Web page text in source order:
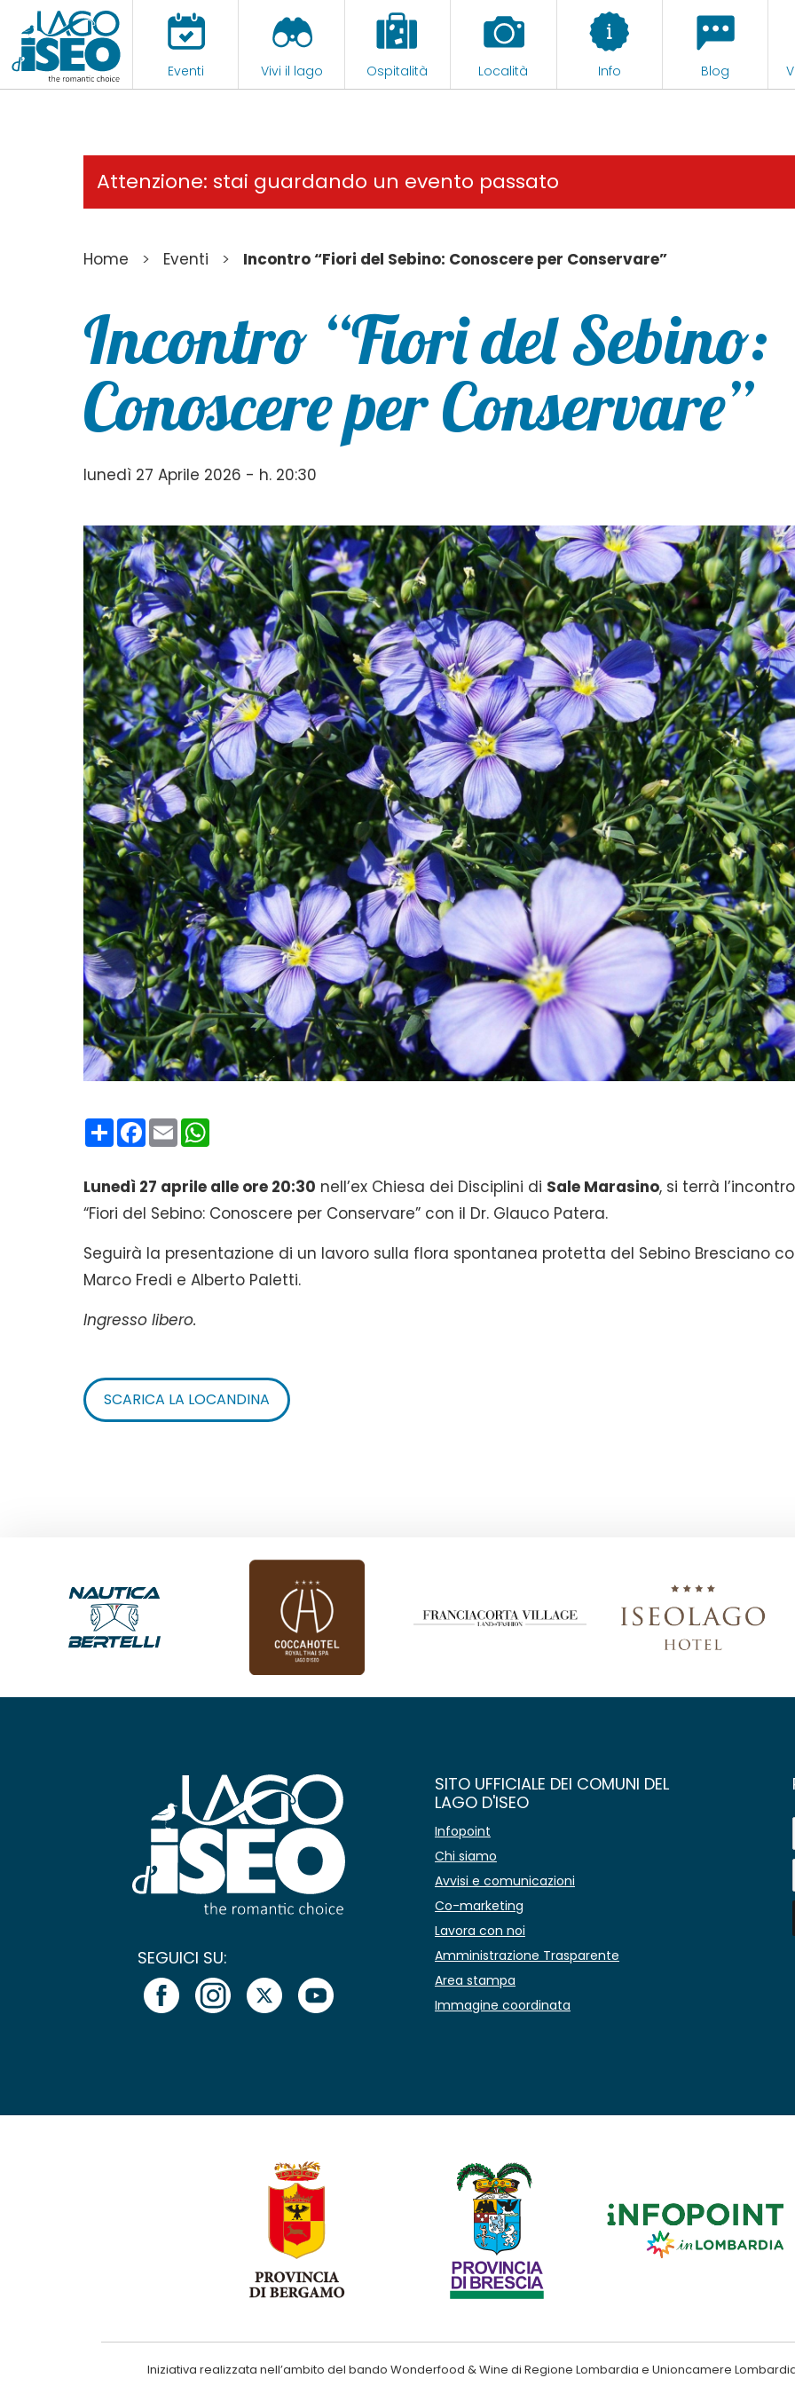
Eventi Vivi il lago Ospitalità Località Info Blog
Attenzione: stai guardando un evento passato
Home > Eventi > Incontro “Fiori del Sebino: Conoscere per Conservare”
Incontro “Fiori del Sebino:
Conoscere per Conservare”
lunedì 27 Aprile 2026 - h. 20:30
CondividiFacebook
Email
Lunedì 27 aprile alle ore 20:30 nell’ex Chiesa dei Disciplini di Sale Marasino, si terrà l’incontro
“Fiori del Sebino: Conoscere per Conservare” con il Dr. Glauco Patera.
Seguirà la presentazione di un lavoro sulla flora spontanea protetta del Sebino Bresciano
Marco Fredi e Alberto Paletti.
Ingresso libero.
SCARICA LA LOCANDINA
SEGUICI SU:
SITO UFFICIALE DEI COMUNI DEL
LAGO D'ISEO
Infopoint
Chi siamo
Avvisi e comunicazioni
Co-marketing
Lavora con noi
Amministrazione Trasparente
Area stampa
Immagine coordinata
Iniziativa realizzata nell’ambito del bando Wonderfood & Wine di Regione Lombardia e Unioncamere